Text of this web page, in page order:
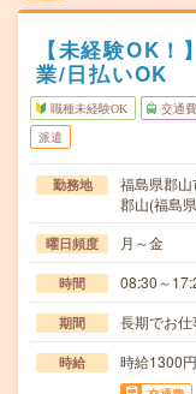
【未経験OK
業/日払いOK
職種未経験OK 交通
派遣
勤務地
福島県郡山
郡山(福島
曜日頻度 月～金
時間 08:30～
期間 長期でお仕
時給 時給1300円